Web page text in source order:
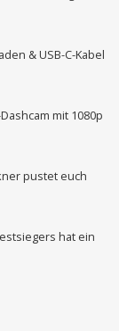
& USB-C-Kabel
mit 1080p
pustet euch
hat ein